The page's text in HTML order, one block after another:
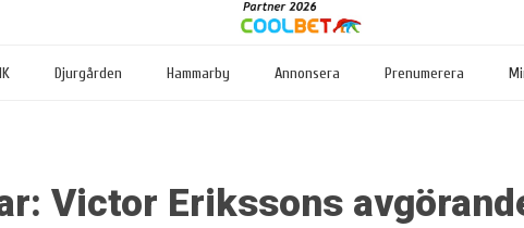
Djurgården Hammarby Annonsera Prenumerera
Victor Erikssons